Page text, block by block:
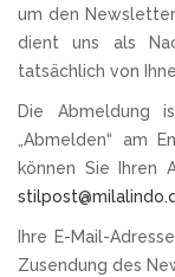
um den
dient uns als
tatsächlich von
Die Abmeldung
„Abmelden“ am
können Sie Ihren
Ihre E-Mail-
Zusendung des